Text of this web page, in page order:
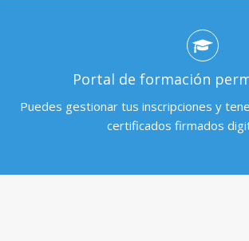
Técnico Superior de Investigación
Portal de formación
Puedes gestionar tus inscripciones y
certificados firmados